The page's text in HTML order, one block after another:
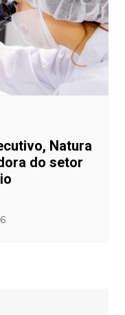
Natura
do setor